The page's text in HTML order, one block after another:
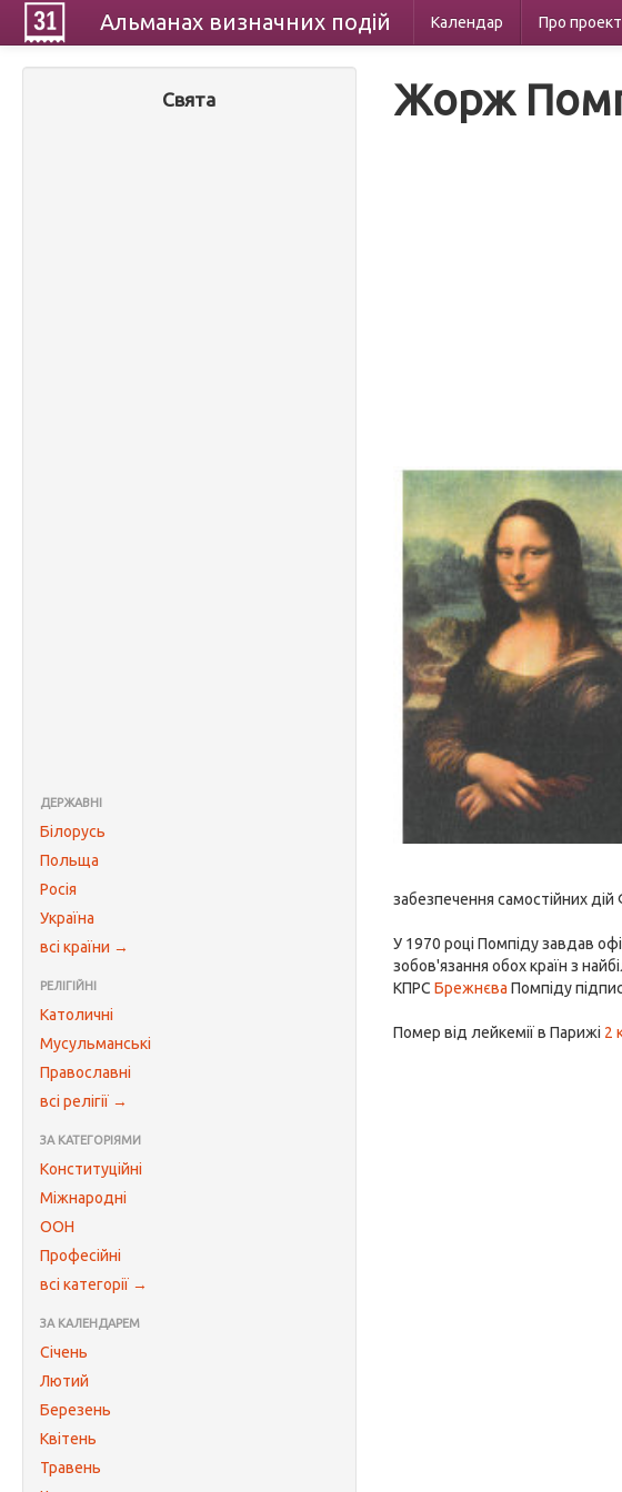
Альманах визначних подій Календар Про проект
Свята
ДЕРЖАВНІ
Білорусь
Польща
Росія
Україна
всі країни →
РЕЛІГІЙНІ
Католичні
Мусульманські
Православні
всі релігії →
ЗА КАТЕГОРІЯМИ
Конституційні
Міжнародні
ООН
Професійні
всі категорії →
ЗА КАЛЕНДАРЕМ
Січень
Лютий
Березень
Квітень
Травень
Жорж
забезпечення самостійних
У 1970 році Помпіду завдав
зобов'язання обох країн з
КПРСБрежнєва Помпіду
Помер від лейкемії в Парижі 2